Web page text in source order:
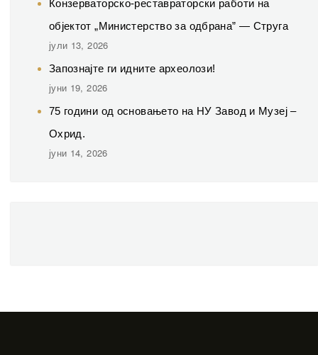
Конзерваторско-реставраторски работи на
објектот „Министерство за одбрана” — Струга
јули 13, 2026
Запознајте ги идните археолози!
јуни 19, 2026
75 години од основањето на НУ Завод и Музеј –
Охрид.
јуни 14, 2026